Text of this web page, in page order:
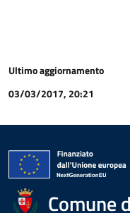
Ultimo aggiornamento
03/03/2017, 20:21
Comune